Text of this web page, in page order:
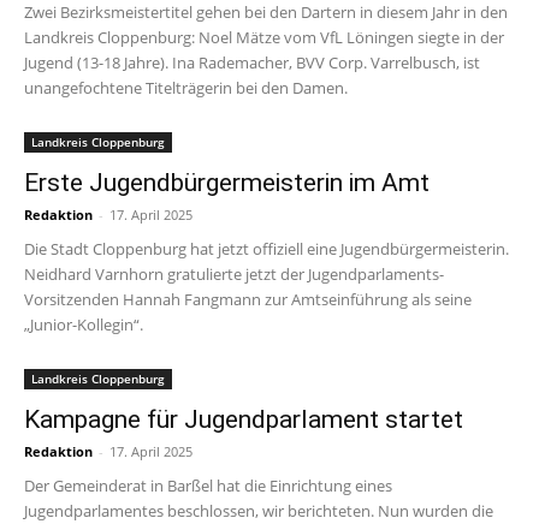
Zwei Bezirksmeistertitel gehen bei den Dartern in diesem Jahr in den
Landkreis Cloppenburg: Noel Mätze vom VfL Löningen siegte in der
Jugend (13-18 Jahre). Ina Rademacher, BVV Corp. Varrelbusch, ist
unangefochtene Titelträgerin bei den Damen.
Landkreis Cloppenburg
Erste Jugendbürgermeisterin im Amt
Redaktion - 17. April 2025
Die Stadt Cloppenburg hat jetzt offiziell eine Jugendbürgermeisterin.
Neidhard Varnhorn gratulierte jetzt der Jugendparlaments-
Vorsitzenden Hannah Fangmann zur Amtseinführung als seine
„Junior-Kollegin“.
Landkreis Cloppenburg
Kampagne für Jugendparlament startet
Redaktion - 17. April 2025
Der Gemeinderat in Barßel hat die Einrichtung eines
Jugendparlamentes beschlossen, wir berichteten. Nun wurden die